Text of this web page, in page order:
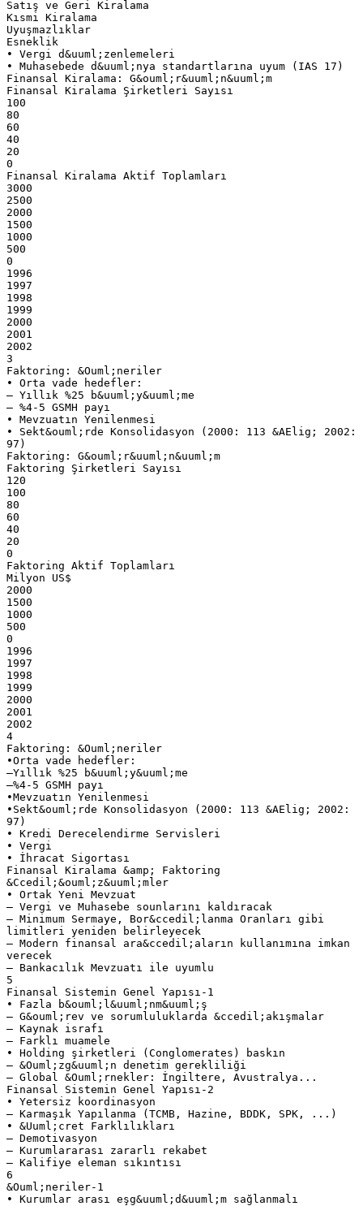
Satış ve Geri Kiralama
Kısmi Kiralama
Uyuşmazlıklar
Esneklik
• Vergi d&uuml;zenlemeleri
• Muhasebede d&uuml;nya standartlarına uyum (IAS 17)
Finansal Kiralama: G&ouml;r&uuml;n&uuml;m
Finansal Kiralama Şirketleri Sayısı
100
80
60
40
20
0
Finansal Kiralama Aktif Toplamları
3000
2500
2000
1500
1000
500
0
1996
1997
1998
1999
2000
2001
2002
3
Faktoring: &Ouml;neriler
• Orta vade hedefler:
– Yıllık %25 b&uuml;y&uuml;me
– %4-5 GSMH payı
• Mevzuatın Yenilenmesi
• Sekt&ouml;rde Konsolidasyon (2000: 113 &AElig; 2002:
97)
Faktoring: G&ouml;r&uuml;n&uuml;m
Faktoring Şirketleri Sayısı
120
100
80
60
40
20
0
Faktoring Aktif Toplamları
Milyon US$
2000
1500
1000
500
0
1996
1997
1998
1999
2000
2001
2002
4
Faktoring: &Ouml;neriler
•Orta vade hedefler:
–Yıllık %25 b&uuml;y&uuml;me
–%4-5 GSMH payı
•Mevzuatın Yenilenmesi
•Sekt&ouml;rde Konsolidasyon (2000: 113 &AElig; 2002:
97)
• Kredi Derecelendirme Servisleri
• Vergi
• İhracat Sigortası
Finansal Kiralama &amp; Faktoring
&Ccedil;&ouml;z&uuml;mler
• Ortak Yeni Mevzuat
– Vergi ve Muhasebe sounlarını kaldıracak
– Minimum Sermaye, Bor&ccedil;lanma Oranları gibi
limitleri yeniden belirleyecek
– Modern finansal ara&ccedil;aların kullanımına imkan
verecek
– Bankacılık Mevzuatı ile uyumlu
5
Finansal Sistemin Genel Yapısı-1
• Fazla b&ouml;l&uuml;nm&uuml;ş
– G&ouml;rev ve sorumluluklarda &ccedil;akışmalar
– Kaynak israfı
– Farklı muamele
• Holding şirketleri (Conglomerates) baskın
– &Ouml;zg&uuml;n denetim gerekliliği
– Global &Ouml;rnekler: İngiltere, Avustralya...
Finansal Sistemin Genel Yapısı-2
• Yetersiz koordinasyon
– Karmaşık Yapılanma (TCMB, Hazine, BDDK, SPK, ...)
• &Uuml;cret Farklılıkları
– Demotivasyon
– Kurumlararası zararlı rekabet
– Kalifiye eleman sıkıntısı
6
&Ouml;neriler-1
• Kurumlar arası eşg&uuml;d&uuml;m sağlanmalı